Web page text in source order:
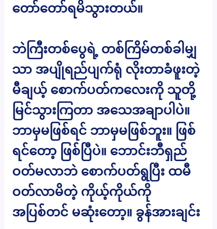
တော်တော်ရမိသွားတယ်။
ဘဲကြီးတစ်ပွေရဲ့ တစ်ကြိမ်တစ်ခါမျှ
သာ အပျိုရည်ပျက်ရုံ လိုးတာခံဖူးတဲ့
မီချယ့် စောက်ပတ်ကလေးကို သူတို့
မြင်သွားကြတာ အသေအချာပါပဲ။
ဘာမှမဖြစ်ရင် ဘာမှမဖြစ်ဘူး။ ဖြစ်
ရင်တော့ ဖြစ်ပြီပဲ။ ဘောင်းဘီရှည်
ဝတ်မလာဘဲ စောက်ပတ်ရွပြီး ထမီ
ဝတ်လာမိတဲ့ ကိုယ့်ကိုယ်ကို
အပြစ်တင် မဆုံးတော့။ ခွန်အားချင်း